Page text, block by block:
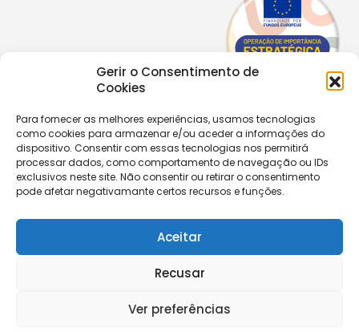
Gerir o Consentimento de
Cookies
Para fornecer as melhores experiências, usamos tecnologias
como cookies para armazenar e/ou aceder a informações do
dispositivo. Consentir com essas tecnologias nos permitirá
processar dados, como comportamento de navegação ou IDs
exclusivos neste site. Não consentir ou retirar o consentimento
pode afetar negativamante certos recursos e funções.
Aceitar
Recusar
Ver preferências
Copyright © 2026 |Equipa de Comunicação Digital
Política de Privacidade| PPPDPAECM|PPRCIC
CONTACTOS
Segue-nos